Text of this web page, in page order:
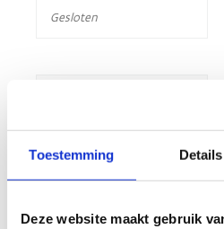
Toestemming Details
Deze website maakt gebruik
Gesloten
MAANDAG